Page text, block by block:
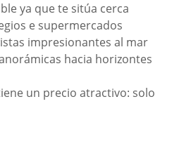
ya que te sitúa cerca
e supermercados
impresionantes al mar
hacia horizontes
un precio atractivo: solo